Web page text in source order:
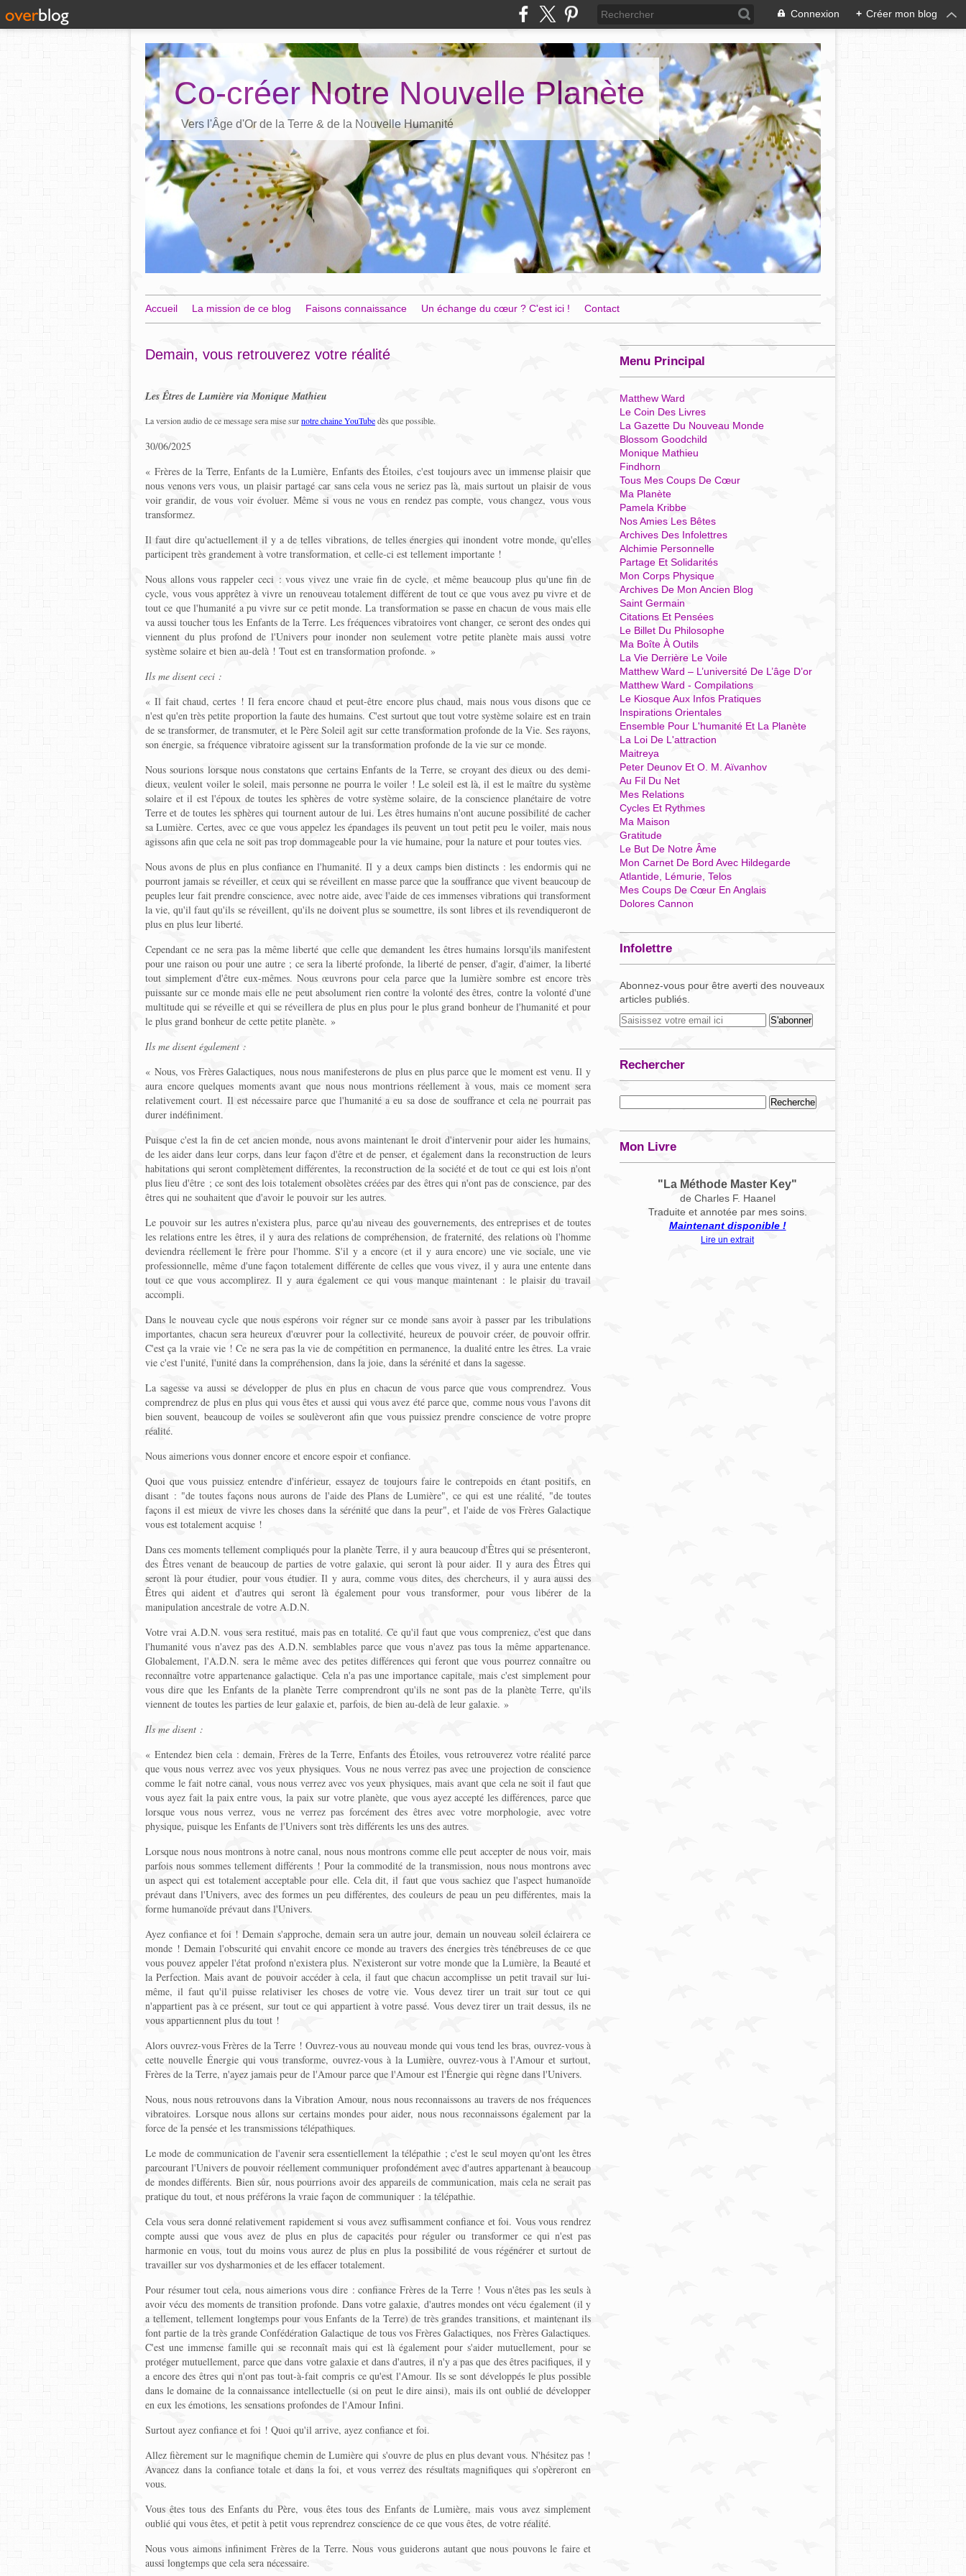
Connexion + Créer mon blog
Co-créer Notre Nouvelle Planète
Vers l'Âge d'Or de la Terre & de la Nouvelle Humanité
Accueil La mission de ce blog Faisons connaissance Un échange du cœur ? C'est ici ! Contact
Demain, vous retrouverez votre réalité
Les Êtres de Lumière via Monique Mathieu
La version audio de ce message sera mise surnotre chaine YouTubedès que possible.
30/06/2025
« Frères de la Terre, Enfants de la Lumière, Enfants des Étoiles, c'est toujours avec un immense plaisir que
nous venons vers vous, un plaisir partagé car sans cela vous ne seriez pas là, mais surtout un plaisir de vous
voir grandir, de vous voir évoluer. Même si vous ne vous en rendez pas compte, vous changez, vous vous
transformez.
Il faut dire qu'actuellement il y a de telles vibrations, de telles énergies qui inondent votre monde, qu'elles
participent très grandement à votre transformation, et celle-ci est tellement importante !
Nous allons vous rappeler ceci : vous vivez une vraie fin de cycle, et même beaucoup plus qu'une fin de
cycle, vous vous apprêtez à vivre un renouveau totalement différent de tout ce que vous avez pu vivre et de
tout ce que l'humanité a pu vivre sur ce petit monde. La transformation se passe en chacun de vous mais elle
va aussi toucher tous les Enfants de la Terre. Les fréquences vibratoires vont changer, ce seront des ondes qui
viennent du plus profond de l'Univers pour inonder non seulement votre petite planète mais aussi votre
système solaire et bien au-delà ! Tout est en transformation profonde. »
Ils me disent ceci :
« Il fait chaud, certes ! Il fera encore chaud et peut-être encore plus chaud, mais nous vous disons que ce
n'est qu'en très petite proportion la faute des humains. C'est surtout que tout votre système solaire est en train
de se transformer, de transmuter, et le Père Soleil agit sur cette transformation profonde de la Vie. Ses rayons,
son énergie, sa fréquence vibratoire agissent sur la transformation profonde de la vie sur ce monde.
Nous sourions lorsque nous constatons que certains Enfants de la Terre, se croyant des dieux ou des demi-
dieux, veulent voiler le soleil, mais personne ne pourra le voiler ! Le soleil est là, il est le maître du système
solaire et il est l'époux de toutes les sphères de votre système solaire, de la conscience planétaire de votre
Terre et de toutes les sphères qui tournent autour de lui. Les êtres humains n'ont aucune possibilité de cacher
sa Lumière. Certes, avec ce que vous appelez les épandages ils peuvent un tout petit peu le voiler, mais nous
agissons afin que cela ne soit pas trop dommageable pour la vie humaine, pour la nature et pour toutes vies.
Nous avons de plus en plus confiance en l'humanité. Il y a deux camps bien distincts : les endormis qui ne
pourront jamais se réveiller, et ceux qui se réveillent en masse parce que la souffrance que vivent beaucoup de
peuples leur fait prendre conscience, avec notre aide, avec l'aide de ces immenses vibrations qui transforment
la vie, qu'il faut qu'ils se réveillent, qu'ils ne doivent plus se soumettre, ils sont libres et ils revendiqueront de
plus en plus leur liberté.
Cependant ce ne sera pas la même liberté que celle que demandent les êtres humains lorsqu'ils manifestent
pour une raison ou pour une autre ; ce sera la liberté profonde, la liberté de penser, d'agir, d'aimer, la liberté
tout simplement d'être eux-mêmes. Nous œuvrons pour cela parce que la lumière sombre est encore très
puissante sur ce monde mais elle ne peut absolument rien contre la volonté des êtres, contre la volonté d'une
multitude qui se réveille et qui se réveillera de plus en plus pour le plus grand bonheur de l'humanité et pour
le plus grand bonheur de cette petite planète. »
Ils me disent également :
« Nous, vos Frères Galactiques, nous nous manifesterons de plus en plus parce que le moment est venu. Il y
aura encore quelques moments avant que nous nous montrions réellement à vous, mais ce moment sera
relativement court. Il est nécessaire parce que l'humanité a eu sa dose de souffrance et cela ne pourrait pas
durer indéfiniment.
Puisque c'est la fin de cet ancien monde, nous avons maintenant le droit d'intervenir pour aider les humains,
de les aider dans leur corps, dans leur façon d'être et de penser, et également dans la reconstruction de leurs
habitations qui seront complètement différentes, la reconstruction de la société et de tout ce qui est lois n'ont
plus lieu d'être ; ce sont des lois totalement obsolètes créées par des êtres qui n'ont pas de conscience, par des
êtres qui ne souhaitent que d'avoir le pouvoir sur les autres.
Le pouvoir sur les autres n'existera plus, parce qu'au niveau des gouvernements, des entreprises et de toutes
les relations entre les êtres, il y aura des relations de compréhension, de fraternité, des relations où l'homme
deviendra réellement le frère pour l'homme. S'il y a encore (et il y aura encore) une vie sociale, une vie
professionnelle, même d'une façon totalement différente de celles que vous vivez, il y aura une entente dans
tout ce que vous accomplirez. Il y aura également ce qui vous manque maintenant : le plaisir du travail
accompli.
Dans le nouveau cycle que nous espérons voir régner sur ce monde sans avoir à passer par les tribulations
importantes, chacun sera heureux d'œuvrer pour la collectivité, heureux de pouvoir créer, de pouvoir offrir.
C'est ça la vraie vie ! Ce ne sera pas la vie de compétition en permanence, la dualité entre les êtres. La vraie
vie c'est l'unité, l'unité dans la compréhension, dans la joie, dans la sérénité et dans la sagesse.
La sagesse va aussi se développer de plus en plus en chacun de vous parce que vous comprendrez. Vous
comprendrez de plus en plus qui vous êtes et aussi qui vous avez été parce que, comme nous vous l'avons dit
bien souvent, beaucoup de voiles se soulèveront afin que vous puissiez prendre conscience de votre propre
réalité.
Nous aimerions vous donner encore et encore espoir et confiance.
Quoi que vous puissiez entendre d'inférieur, essayez de toujours faire le contrepoids en étant positifs, en
disant : "de toutes façons nous aurons de l'aide des Plans de Lumière", ce qui est une réalité, "de toutes
façons il est mieux de vivre les choses dans la sérénité que dans la peur", et l'aide de vos Frères Galactique
vous est totalement acquise !
Dans ces moments tellement compliqués pour la planète Terre, il y aura beaucoup d'Êtres qui se présenteront,
des Êtres venant de beaucoup de parties de votre galaxie, qui seront là pour aider. Il y aura des Êtres qui
seront là pour étudier, pour vous étudier. Il y aura, comme vous dites, des chercheurs, il y aura aussi des
Êtres qui aident et d'autres qui seront là également pour vous transformer, pour vous libérer de la
manipulation ancestrale de votre A.D.N.
Votre vrai A.D.N. vous sera restitué, mais pas en totalité. Ce qu'il faut que vous compreniez, c'est que dans
l'humanité vous n'avez pas des A.D.N. semblables parce que vous n'avez pas tous la même appartenance.
Globalement, l'A.D.N. sera le même avec des petites différences qui feront que vous pourrez connaître ou
reconnaître votre appartenance galactique. Cela n'a pas une importance capitale, mais c'est simplement pour
vous dire que les Enfants de la planète Terre comprendront qu'ils ne sont pas de la planète Terre, qu'ils
viennent de toutes les parties de leur galaxie et, parfois, de bien au-delà de leur galaxie. »
Ils me disent :
« Entendez bien cela : demain, Frères de la Terre, Enfants des Étoiles, vous retrouverez votre réalité parce
que vous nous verrez avec vos yeux physiques. Vous ne nous verrez pas avec une projection de conscience
comme le fait notre canal, vous nous verrez avec vos yeux physiques, mais avant que cela ne soit il faut que
vous ayez fait la paix entre vous, la paix sur votre planète, que vous ayez accepté les différences, parce que
lorsque vous nous verrez, vous ne verrez pas forcément des êtres avec votre morphologie, avec votre
physique, puisque les Enfants de l'Univers sont très différents les uns des autres.
Lorsque nous nous montrons à notre canal, nous nous montrons comme elle peut accepter de nous voir, mais
parfois nous sommes tellement différents ! Pour la commodité de la transmission, nous nous montrons avec
un aspect qui est totalement acceptable pour elle. Cela dit, il faut que vous sachiez que l'aspect humanoïde
prévaut dans l'Univers, avec des formes un peu différentes, des couleurs de peau un peu différentes, mais la
forme humanoïde prévaut dans l'Univers.
Ayez confiance et foi ! Demain s'approche, demain sera un autre jour, demain un nouveau soleil éclairera ce
monde ! Demain l'obscurité qui envahit encore ce monde au travers des énergies très ténébreuses de ce que
vous pouvez appeler l'état profond n'existera plus. N'existeront sur votre monde que la Lumière, la Beauté et
la Perfection. Mais avant de pouvoir accéder à cela, il faut que chacun accomplisse un petit travail sur lui-
même, il faut qu'il puisse relativiser les choses de votre vie. Vous devez tirer un trait sur tout ce qui
n'appartient pas à ce présent, sur tout ce qui appartient à votre passé. Vous devez tirer un trait dessus, ils ne
vous appartiennent plus du tout !
Alors ouvrez-vous Frères de la Terre ! Ouvrez-vous au nouveau monde qui vous tend les bras, ouvrez-vous à
cette nouvelle Énergie qui vous transforme, ouvrez-vous à la Lumière, ouvrez-vous à l'Amour et surtout,
Frères de la Terre, n'ayez jamais peur de l'Amour parce que l'Amour est l'Énergie qui règne dans l'Univers.
Nous, nous nous retrouvons dans la Vibration Amour, nous nous reconnaissons au travers de nos fréquences
vibratoires. Lorsque nous allons sur certains mondes pour aider, nous nous reconnaissons également par la
force de la pensée et les transmissions télépathiques.
Le mode de communication de l'avenir sera essentiellement la télépathie ; c'est le seul moyen qu'ont les êtres
parcourant l'Univers de pouvoir réellement communiquer profondément avec d'autres appartenant à beaucoup
de mondes différents. Bien sûr, nous pourrions avoir des appareils de communication, mais cela ne serait pas
pratique du tout, et nous préférons la vraie façon de communiquer : la télépathie.
Cela vous sera donné relativement rapidement si vous avez suffisamment confiance et foi. Vous vous rendrez
compte aussi que vous avez de plus en plus de capacités pour réguler ou transformer ce qui n'est pas
harmonie en vous, tout du moins vous aurez de plus en plus la possibilité de vous régénérer et surtout de
travailler sur vos dysharmonies et de les effacer totalement.
Pour résumer tout cela, nous aimerions vous dire : confiance Frères de la Terre ! Vous n'êtes pas les seuls à
avoir vécu des moments de transition profonde. Dans votre galaxie, d'autres mondes ont vécu également (il y
a tellement, tellement longtemps pour vous Enfants de la Terre) de très grandes transitions, et maintenant ils
font partie de la très grande Confédération Galactique de tous vos Frères Galactiques, nos Frères Galactiques.
C'est une immense famille qui se reconnaît mais qui est là également pour s'aider mutuellement, pour se
protéger mutuellement, parce que dans votre galaxie et dans d'autres, il n'y a pas que des êtres pacifiques, il y
a encore des êtres qui n'ont pas tout-à-fait compris ce qu'est l'Amour. Ils se sont développés le plus possible
dans le domaine de la connaissance intellectuelle (si on peut le dire ainsi), mais ils ont oublié de développer
en eux les émotions, les sensations profondes de l'Amour Infini.
Surtout ayez confiance et foi ! Quoi qu'il arrive, ayez confiance et foi.
Allez fièrement sur le magnifique chemin de Lumière qui s'ouvre de plus en plus devant vous. N'hésitez pas !
Avancez dans la confiance totale et dans la foi, et vous verrez des résultats magnifiques qui s'opèreront en
vous.
Vous êtes tous des Enfants du Père, vous êtes tous des Enfants de Lumière, mais vous avez simplement
oublié qui vous êtes, et petit à petit vous reprendrez conscience de ce que vous êtes, de votre réalité.
Nous vous aimons infiniment Frères de la Terre. Nous vous guiderons autant que nous pouvons le faire et
aussi longtemps que cela sera nécessaire.
Menu Principal
Matthew Ward
Le Coin Des Livres
La Gazette Du Nouveau Monde
Blossom Goodchild
Monique Mathieu
Findhorn
Tous Mes Coups De Cœur
Ma Planète
Pamela Kribbe
Nos Amies Les Bêtes
Archives Des Infolettres
Alchimie Personnelle
Partage Et Solidarités
Mon Corps Physique
Archives De Mon Ancien Blog
Saint Germain
Citations Et Pensées
Le Billet Du Philosophe
Ma Boîte À Outils
La Vie Derrière Le Voile
Matthew Ward – L’université De L’âge D’or
Matthew Ward - Compilations
Le Kiosque Aux Infos Pratiques
Inspirations Orientales
Ensemble Pour L'humanité Et La Planète
La Loi De L'attraction
Maitreya
Peter Deunov Et O. M. Aïvanhov
Au Fil Du Net
Mes Relations
Cycles Et Rythmes
Ma Maison
Gratitude
Le But De Notre Âme
Mon Carnet De Bord Avec Hildegarde
Atlantide, Lémurie, Telos
Mes Coups De Cœur En Anglais
Dolores Cannon
Infolettre
Abonnez-vous pour être averti des nouveaux
articles publiés.
Rechercher
Mon Livre
"La Méthode Master Key"
de Charles F. Haanel
Traduite et annotée par mes soins.
Maintenant disponible !
Lire un extrait